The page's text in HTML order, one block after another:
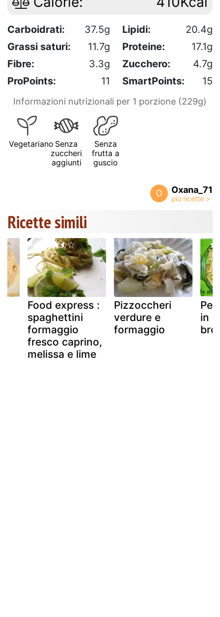
Carboidrati: 37.5g Lipidi:
20.4g
Grassi saturi:
11.7g Proteine:
17.1g
Fibre:
3.3g Zucchero:
4.7g
ProPoints:
11 SmartPoints: 15
Informazioni nutrizionali per 1 porzione (229g)
Vegetariano Senza
zuccheri
aggiunti
Senza
frutta a
guscio
O Oxana_71
Ricette simili
Food express :
spaghettini
formaggio
fresco caprino,
melissa e lime
Pizzoccheri
verdure e
formaggio
in